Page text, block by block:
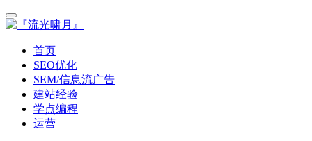
首页
SEO优化
SEM/信息流广告
建站经验
学点编程
运营